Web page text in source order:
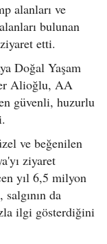
alanları ve
bulunan
etti.
Doğal Yaşam
Alioğlu, AA
güvenli, huzurlu
ve beğenilen
ziyaret
yıl 6,5 milyon
da
ilgi gösterdiğini